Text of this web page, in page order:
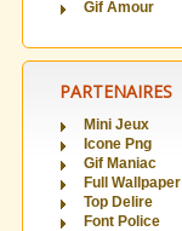
Gif Amour
PARTENAIRES
Mini Jeux
Icone Png
Gif Maniac
Full Wallpaper
Top Delire
Font Police